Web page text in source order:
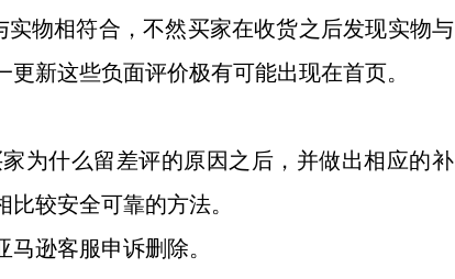
物相符合，不然买家在收货之后发现实物与
新这些负面评价极有可能出现在首页。
为什么留差评的原因之后，并做出相应的补
较安全可靠的方法。
逊客服申诉删除。